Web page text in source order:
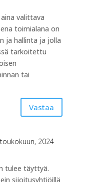
valittava
toimialana on
ja hallinta ja jolla
tarkoitettu
tai
Vastaa
2024
tulee täyttyä.
sijoitusyhtiöillä